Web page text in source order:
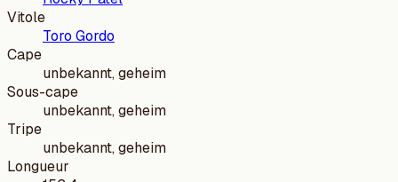
Vitole
Toro Gordo
Cape
unbekannt, geheim
Sous-cape
unbekannt, geheim
Tripe
unbekannt, geheim
Longueur